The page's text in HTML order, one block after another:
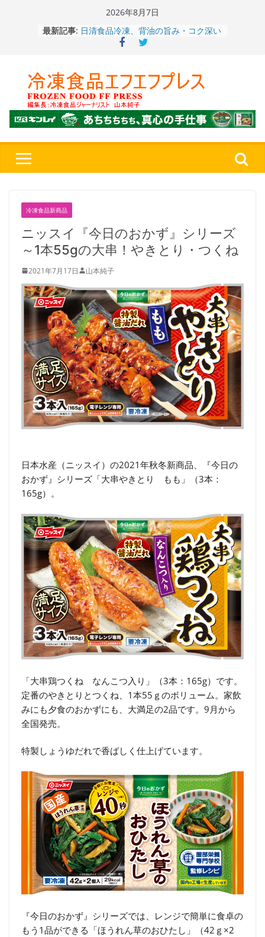
2026年8月7日
最新記事: 日清食品冷凍、背油の旨み・コク深い
醤油味・かつてない細麺！ 「冷凍
冷凍ワンプレート№1のニップン、9月
から新ブランド『ニップン、彩りごは
ん。』～”おいしさ”をアピール
餃子キャラ”ぎょざ・ぎょざお”POPUP
ストアで作者にご挨拶、新作”れいと
WONDER YELLOW」復刻発売中
冷凍食品新商品
ニッスイ『今日のおかず』シリーズ
～1本55gの大串！やきとり・つくね
2021年7月17日 山本純子
日本水産（ニッスイ）の2021年秋冬新商品、『今日の
おかず』シリーズ「大串やきとり もも」（3本：
165g）。
「大串鶏つくね なんこつ入り」（3本：165g）です。
定番のやきとりとつくね、1本55ｇのボリューム。家飲
みにも夕食のおかずにも、大満足の2品です。9月から
全国発売。
特製しょうゆだれで香ばしく仕上げています。
『今日のおかず』シリーズでは、レンジで簡単に食卓の
もう1品ができる「ほうれん草のおひたし」（42ｇ×2